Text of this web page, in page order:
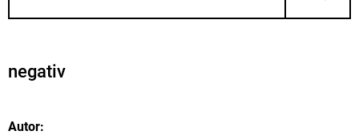
negativ
Autor: